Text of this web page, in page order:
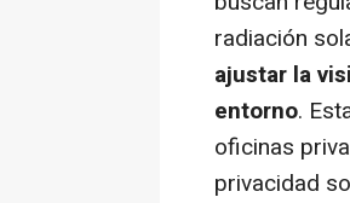
radiación
ajustar la
entorno.
oficinas
privacidad